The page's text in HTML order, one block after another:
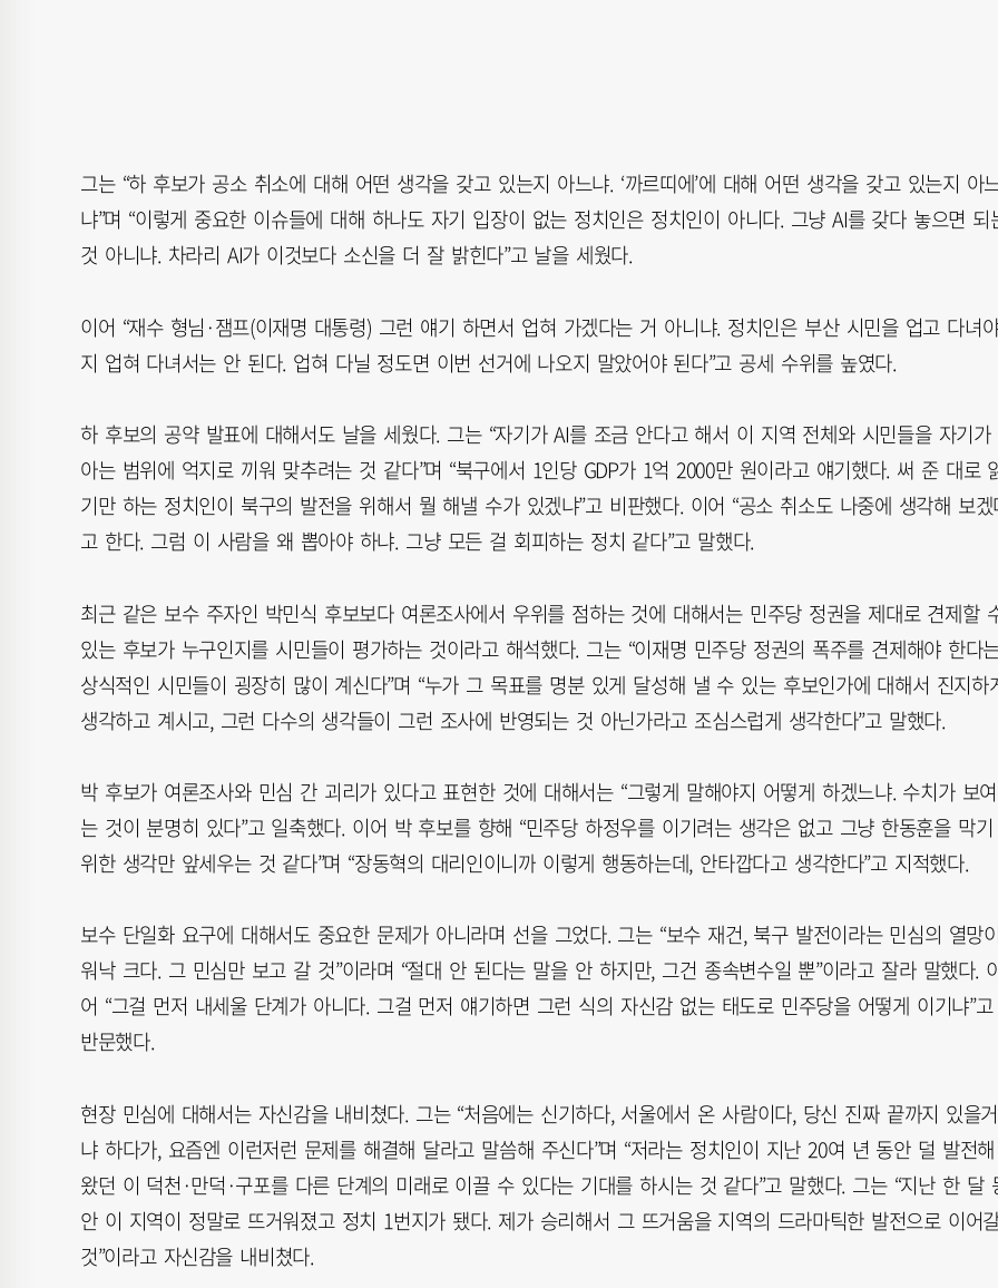
그는 “하 후보가 공소 취소에 대해 어떤 생각을 갖고 있는지 아느냐. ‘까르띠에’에 대해 어떤 생각을 갖고 있는지 아
냐”며 “이렇게 중요한 이슈들에 대해 하나도 자기 입장이 없는 정치인은 정치인이 아니다. 그냥 AI를 갖다 놓으면 되
것 아니냐. 차라리 AI가 이것보다 소신을 더 잘 밝힌다”고 날을 세웠다.
이어 “재수 형님·잼프(이재명 대통령) 그런 얘기 하면서 업혀 가겠다는 거 아니냐. 정치인은 부산 시민을 업고 다녀
지 업혀 다녀서는 안 된다. 업혀 다닐 정도면 이번 선거에 나오지 말았어야 된다”고 공세 수위를 높였다.
하 후보의 공약 발표에 대해서도 날을 세웠다. 그는 “자기가 AI를 조금 안다고 해서 이 지역 전체와 시민들을 자기가
아는 범위에 억지로 끼워 맞추려는 것 같다”며 “북구에서 1인당 GDP가 1억 2000만 원이라고 얘기했다. 써 준 대로
기만 하는 정치인이 북구의 발전을 위해서 뭘 해낼 수가 있겠냐”고 비판했다. 이어 “공소 취소도 나중에 생각해 보겠
고 한다. 그럼 이 사람을 왜 뽑아야 하냐. 그냥 모든 걸 회피하는 정치 같다”고 말했다.
최근 같은 보수 주자인 박민식 후보보다 여론조사에서 우위를 점하는 것에 대해서는 민주당 정권을 제대로 견제할
있는 후보가 누구인지를 시민들이 평가하는 것이라고 해석했다. 그는 “이재명 민주당 정권의 폭주를 견제해야 한다
상식적인 시민들이 굉장히 많이 계신다”며 “누가 그 목표를 명분 있게 달성해 낼 수 있는 후보인가에 대해서 진지하
생각하고 계시고, 그런 다수의 생각들이 그런 조사에 반영되는 것 아닌가라고 조심스럽게 생각한다”고 말했다.
박 후보가 여론조사와 민심 간 괴리가 있다고 표현한 것에 대해서는 “그렇게 말해야지 어떻게 하겠느냐. 수치가 보
는 것이 분명히 있다”고 일축했다. 이어 박 후보를 향해 “민주당 하정우를 이기려는 생각은 없고 그냥 한동훈을 막기
위한 생각만 앞세우는 것 같다”며 “장동혁의 대리인이니까 이렇게 행동하는데, 안타깝다고 생각한다”고 지적했다.
보수 단일화 요구에 대해서도 중요한 문제가 아니라며 선을 그었다. 그는 “보수 재건, 북구 발전이라는 민심의 열망이
워낙 크다. 그 민심만 보고 갈 것”이라며 “절대 안 된다는 말을 안 하지만, 그건 종속변수일 뿐”이라고 잘라 말했다.
어 “그걸 먼저 내세울 단계가 아니다. 그걸 먼저 얘기하면 그런 식의 자신감 없는 태도로 민주당을 어떻게 이기냐”고
반문했다.
현장 민심에 대해서는 자신감을 내비쳤다. 그는 “처음에는 신기하다, 서울에서 온 사람이다, 당신 진짜 끝까지 있을거
냐 하다가, 요즘엔 이런저런 문제를 해결해 달라고 말씀해 주신다”며 “저라는 정치인이 지난 20여 년 동안 덜 발전해
왔던 이 덕천·만덕·구포를 다른 단계의 미래로 이끌 수 있다는 기대를 하시는 것 같다”고 말했다. 그는 “지난 한 달
안 이 지역이 정말로 뜨거워졌고 정치 1번지가 됐다. 제가 승리해서 그 뜨거움을 지역의 드라마틱한 발전으로 이어
것”이라고 자신감을 내비쳤다.